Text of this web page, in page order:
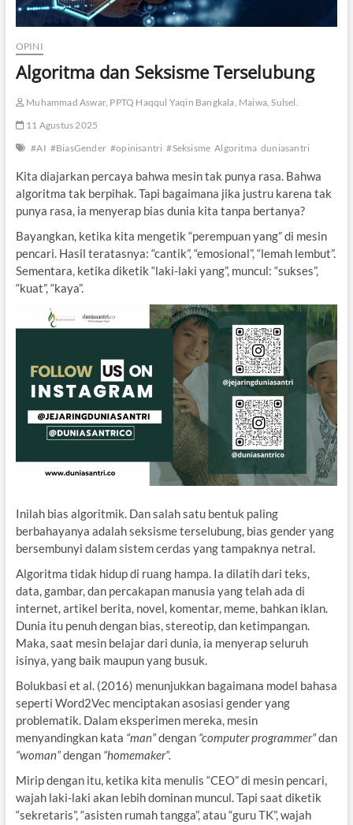
OPINI
Algoritma dan Seksisme Terselubung
Muhammad Aswar, PPTQ Haqqul Yaqin Bangkala, Maiwa, Sulsel.
11 Agustus 2025
#AI #BiasGender #opinisantri #Seksisme Algoritma duniasantri
Kita diajarkan percaya bahwa mesin tak punya rasa. Bahwa
algoritma tak berpihak. Tapi bagaimana jika justru karena tak
punya rasa, ia menyerap bias dunia kita tanpa bertanya?
Bayangkan, ketika kita mengetik “perempuan yang” di mesin
pencari. Hasil teratasnya: “cantik”, “emosional”, “lemah lembut”.
Sementara, ketika diketik “laki-laki yang”, muncul: “sukses”,
“kuat”, “kaya”.
Inilah bias algoritmik. Dan salah satu bentuk paling
berbahayanya adalah seksisme terselubung, bias gender yang
bersembunyi dalam sistem cerdas yang tampaknya netral.
Algoritma tidak hidup di ruang hampa. Ia dilatih dari teks,
data, gambar, dan percakapan manusia yang telah ada di
internet, artikel berita, novel, komentar, meme, bahkan iklan.
Dunia itu penuh dengan bias, stereotip, dan ketimpangan.
Maka, saat mesin belajar dari dunia, ia menyerap seluruh
isinya, yang baik maupun yang busuk.
Bolukbasi et al. (2016) menunjukkan bagaimana model bahasa
seperti Word2Vec menciptakan asosiasi gender yang
problematik. Dalam eksperimen mereka, mesin
menyandingkan kata “man”dengan “computer programmer”dan
“woman”dengan “homemaker”.
Mirip dengan itu, ketika kita menulis “CEO” di mesin pencari,
wajah laki-laki akan lebih dominan muncul. Tapi saat diketik
“sekretaris”, “asisten rumah tangga”, atau “guru TK”, wajah